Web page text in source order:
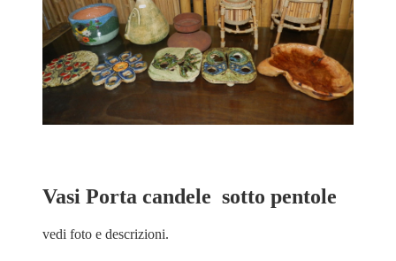
Vasi Porta candele sotto pentole
vedi foto e descrizioni.